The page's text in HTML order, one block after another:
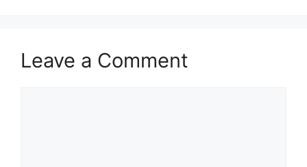
Leave a Comment